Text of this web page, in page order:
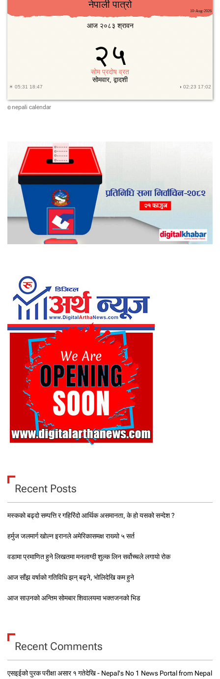
© nepali calendar
Recent Posts
मस्कको बढ्दो सम्पत्ति र गहिरिंदो आर्थिक असमानता, के हो यसको सन्देश ?
हर्मुज जलमार्ग खोल्न इरानले अमेरिकासमक्ष राख्यो ५ सर्त
वडामा प्रमाणित हुने लिखतमा मनलाग्दी शुल्क लिन सर्वोच्चले लगायो रोक
आज साँझ वर्षाको गतिविधि झन् बढ्ने, भोलिदेखि कम हुने
आज साउनको अन्तिम सोमबार शिवालयमा भक्तजनको भिड
Recent Comments
एसइईको पुरक परीक्षा असार १ गतेदेखि - Nepal's No 1 News Portal from Nepal